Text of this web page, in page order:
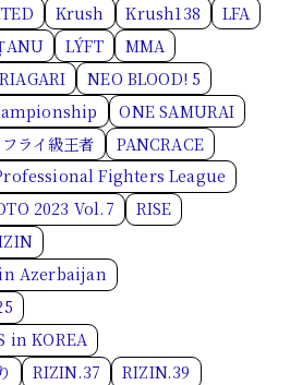
Krush Krush138
LFA
LÝFT
MMA
NEO BLOOD! 5
ONE SAMURAI
ライ級王者
PANCRACE
Fighters League
2023 Vol.7
RISE
Azerbaijan
in KOREA
RIZIN.37
RIZIN.39